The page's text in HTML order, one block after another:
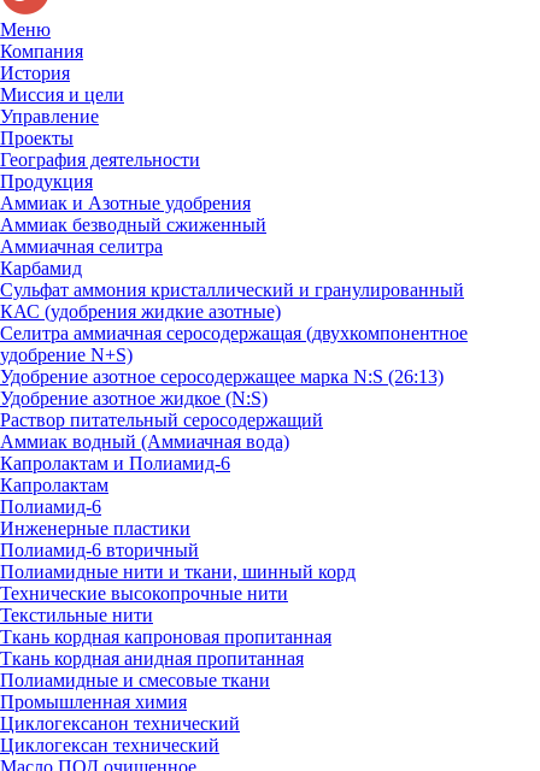
Меню
Компания
История
Миссия и цели
Управление
Проекты
География деятельности
Продукция
Аммиак и Азотные удобрения
Аммиак безводный сжиженный
Аммиачная селитра
Карбамид
Сульфат аммония кристаллический и гранулированный
КАС (удобрения жидкие азотные)
Селитра аммиачная серосодержащая (двухкомпонентное
удобрение N+S)
Удобрение азотное серосодержащее марка N:S (26:13)
Удобрение азотное жидкое (N:S)
Раствор питательный серосодержащий
Аммиак водный (Аммиачная вода)
Капролактам и Полиамид-6
Капролактам
Полиамид-6
Инженерные пластики
Полиамид-6 вторичный
Полиамидные нити и ткани, шинный корд
Технические высокопрочные нити
Текстильные нити
Ткань кордная капроновая пропитанная
Ткань кордная анидная пропитанная
Полиамидные и смесовые ткани
Промышленная химия
Циклогексанон технический
Циклогексан технический
Масло ПОД очищенное